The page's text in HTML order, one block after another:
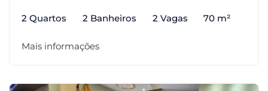
2 Quartos 2 Banheiros 2 Vagas 70 m²
Mais informações